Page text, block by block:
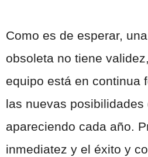
Como es de esperar,
obsoleta no tiene
equipo está en continua
las nuevas posibilidades
apareciendo cada año.
inmediatez y el éxito y